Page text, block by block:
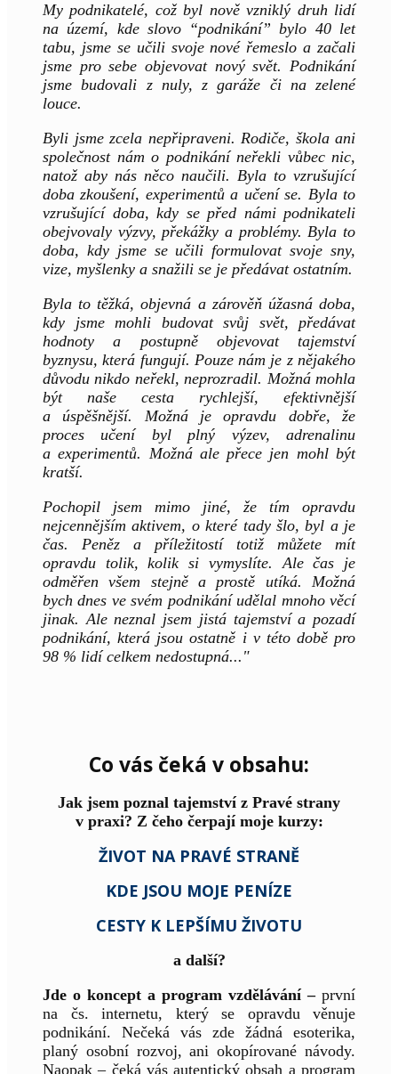
My podnikatelé, což byl nově vzniklý druh lidí
na území, kde slovo “podnikání” bylo 40 let
tabu, jsme se učili svoje nové řemeslo a začali
jsme pro sebe objevovat nový svět. Podnikání
jsme budovali z nuly, z garáže či na zelené
louce.
Byli jsme zcela nepřipraveni. Rodiče, škola ani
společnost nám o podnikání neřekli vůbec nic,
natož aby nás něco naučili. Byla to vzrušující
doba zkoušení, experimentů a učení se. Byla to
vzrušující doba, kdy se před námi podnikateli
obejvovaly výzvy, překážky a problémy. Byla to
doba, kdy jsme se učili formulovat svoje sny,
vize, myšlenky a snažili se je předávat ostatním.
Byla to těžká, objevná a zárověň úžasná doba,
kdy jsme mohli budovat svůj svět, předávat
hodnoty a postupně objevovat tajemství
byznysu, která fungují. Pouze nám je z nějakého
důvodu nikdo neřekl, neprozradil. Možná mohla
být naše cesta rychlejší, efektivnější
a úspěšnější. Možná je opravdu dobře, že
proces učení byl plný výzev, adrenalinu
a experimentů. Možná ale přece jen mohl být
kratší.
Pochopil jsem mimo jiné, že tím opravdu
nejcennějším aktivem, o které tady šlo, byl a je
čas. Peněz a příležitostí totiž můžete mít
opravdu tolik, kolik si vymyslíte. Ale čas je
odměřen všem stejně a prostě utíká. Možná
bych dnes ve svém podnikání udělal mnoho věcí
jinak. Ale neznal jsem jistá tajemství a pozadí
podnikání, která jsou ostatně i v této době pro
98 % lidí celkem nedostupná..."
Co vás čeká v obsahu:
Jak jsem poznal tajemství z Pravé strany
v praxi? Z čeho čerpají moje kurzy:
ŽIVOT NA PRAVÉ STRANĚ
KDE JSOU MOJE PENÍZE
CESTY K LEPŠÍMU ŽIVOTU
a další?
Jde o koncept a program vzdělávání – první
na čs. internetu, který se opravdu věnuje
podnikání. Nečeká vás zde žádná esoterika,
planý osobní rozvoj, ani okopírované návody.
Naopak – čeká vás autentický obsah a program